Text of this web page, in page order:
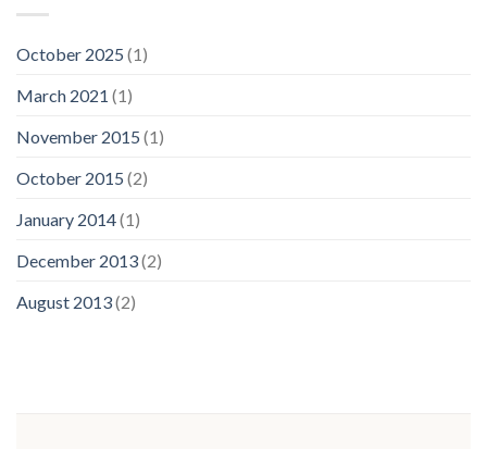
October 2025 (1)
March 2021 (1)
November 2015 (1)
October 2015 (2)
January 2014(1)
December 2013(2)
August 2013(2)